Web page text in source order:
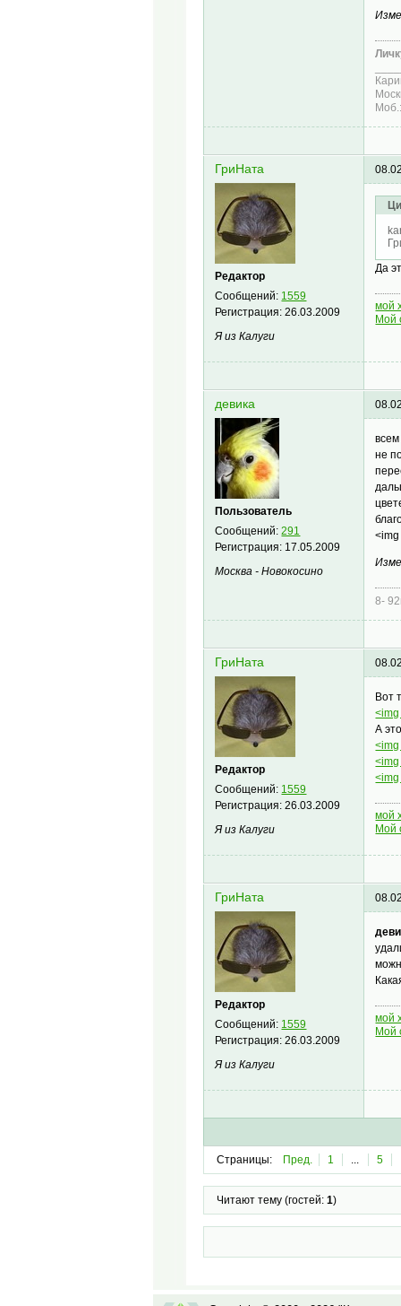
ГриНата
Редактор
Сообщений: 1559
Регистрация:26.03.2009
Я из Калуги
Да
мой
Мой
девика
Пользователь
Сообщений:291
Регистрация: 17.05.2009
Москва - Новокосино
всем
не
8-
ГриНата
Редактор
Сообщений: 1559
Регистрация:26.03.2009
Я из Калуги
Вот
А
мой
Мой
ГриНата
Редактор
Сообщений: 1559
Регистрация:26.03.2009
Я из Калуги
мой
Мой
Страницы: Пред. 1 ... 5
Читают тему (гостей: 1)